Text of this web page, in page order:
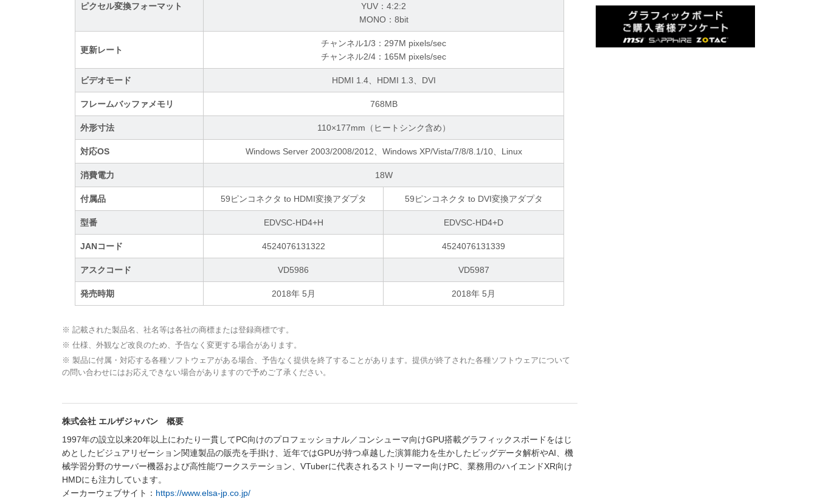
ピクセル変換フォーマット
YUV：4:2:2
MONO：8bit
更新レート
チャンネル1/3：297M pixels/sec
チャンネル2/4：165M pixels/sec
ビデオモード HDMI 1.4、HDMI 1.3、DVI
フレームバッファメモリ 768MB
外形寸法 110×177mm（ヒートシンク含め）
対応OS Windows Server 2003/2008/2012、Windows XP/Vista/7/8/8.1/10、Linux
消費電力 18W
付属品 59ピンコネクタ to HDMI変換アダプタ 59ピンコネクタ to DVI変換アダプタ
型番 EDVSC-HD4+H EDVSC-HD4+D
JANコード 4524076131322 4524076131339
アスクコード VD5986 VD5987
発売時期 2018年 5月 2018年 5月
※ 記載された製品名、社名等は各社の商標または登録商標です。
※ 仕様、外観など改良のため、予告なく変更する場合があります。
※ 製品に付属・対応する各種ソフトウェアがある場合、予告なく提供を終了することがあります。提供が終了された各種ソフトウェアについて
の問い合わせにはお応えできない場合がありますので予めご了承ください。
株式会社 エルザジャパン 概要
1997年の設立以来20年以上にわたり一貫してPC向けのプロフェッショナル／コンシューマ向けGPU搭載グラフィックスボードをはじ
めとしたビジュアリゼーション関連製品の販売を手掛け、近年ではGPUが持つ卓越した演算能力を生かしたビッグデータ解析やAI、機
械学習分野のサーバー機器および高性能ワークステーション、VTuberに代表されるストリーマー向けPC、業務用のハイエンドXR向け
HMDにも注力しています。
メーカーウェブサイト： https://www.elsa-jp.co.jp/